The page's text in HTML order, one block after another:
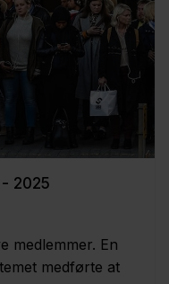
2025
medlemmer. En
medførte at